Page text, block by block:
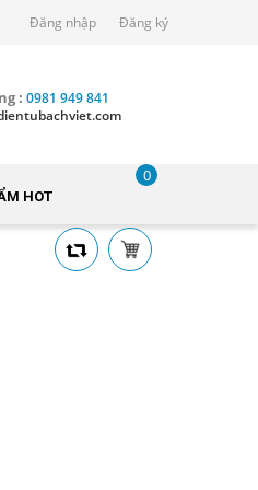
Đăng nhập Đăng ký
: 0981 949 841
HOT
0